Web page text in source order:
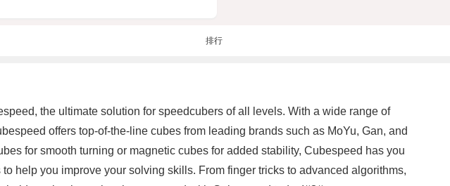
排行
the ultimate solution for speedcubers of all levels. With a wide range of
offers top-of-the-line cubes from leading brands such as MoYu, Gan, and
for smooth turning or magnetic cubes for added stability, Cubespeed has you
help you improve your solving skills. From finger tricks to advanced algorithms,